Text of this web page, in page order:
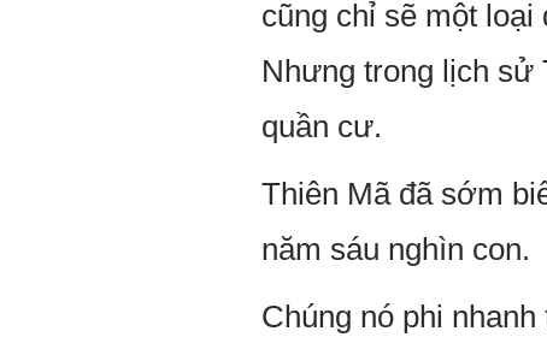
cũng chỉ sẽ một loại
Nhưng trong lịch sử
quần cư.
Thiên Mã đã sớm
năm sáu nghìn con.
Chúng nó phi